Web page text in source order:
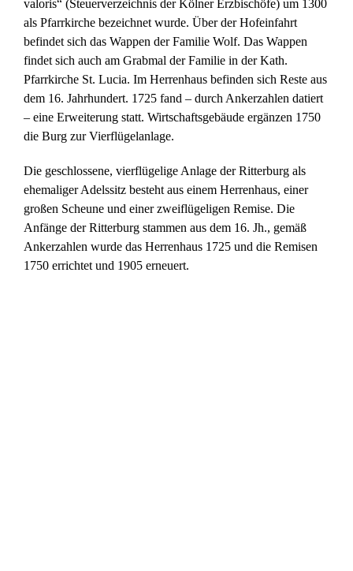
valoris“ (Steuerverzeichnis der Kölner Erzbischöfe) um 1300
als Pfarrkirche bezeichnet wurde. Über der Hofeinfahrt
befindet sich das Wappen der Familie Wolf. Das Wappen
findet sich auch am Grabmal der Familie in der Kath.
Pfarrkirche St. Lucia. Im Herrenhaus befinden sich Reste aus
dem 16. Jahrhundert. 1725 fand – durch Ankerzahlen datiert
– eine Erweiterung statt. Wirtschaftsgebäude ergänzen 1750
die Burg zur Vierflügelanlage.
Die geschlossene, vierflügelige Anlage der Ritterburg als
ehemaliger Adelssitz besteht aus einem Herrenhaus, einer
großen Scheune und einer zweiflügeligen Remise. Die
Anfänge der Ritterburg stammen aus dem 16. Jh., gemäß
Ankerzahlen wurde das Herrenhaus 1725 und die Remisen
1750 errichtet und 1905 erneuert.